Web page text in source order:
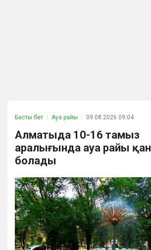
Басты бет Ауа райы 09.08.2026 09:04
Алматыда 10-16 тамыз
аралығында ауа райы
болады